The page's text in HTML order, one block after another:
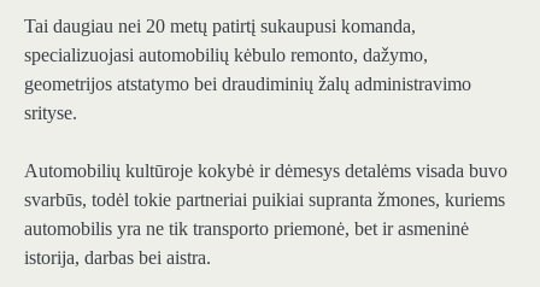
Tai daugiau nei 20 metų patirtį sukaupusi komanda,
specializuojasi automobilių kėbulo remonto, dažymo,
geometrijos atstatymo bei draudiminių žalų administravimo
srityse.
Automobilių kultūroje kokybė ir dėmesys detalėms visada buvo
svarbūs, todėl tokie partneriai puikiai supranta žmones, kuriems
automobilis yra ne tik transporto priemonė, bet ir asmeninė
istorija, darbas bei aistra.